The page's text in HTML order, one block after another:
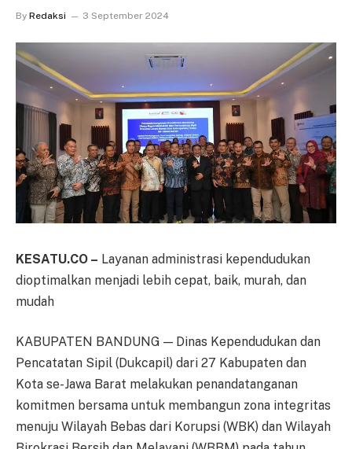
By Redaksi 3 September 2024
KESATU.CO – Layanan administrasi kependudukan
dioptimalkan menjadi lebih cepat, baik, murah, dan
mudah
KABUPATEN BANDUNG — Dinas Kependudukan dan
Pencatatan Sipil (Dukcapil) dari 27 Kabupaten dan
Kota se-Jawa Barat melakukan penandatanganan
komitmen bersama untuk membangun zona integritas
menuju Wilayah Bebas dari Korupsi (WBK) dan Wilayah